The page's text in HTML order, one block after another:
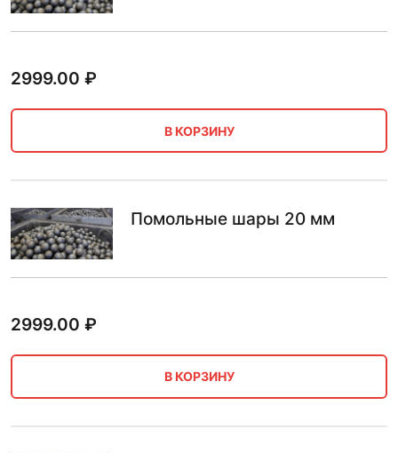
2999.00 ₽
В КОРЗИНУ
Помольные шары 20 мм
2999.00 ₽
В КОРЗИНУ